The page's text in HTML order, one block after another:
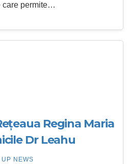
care permite…
Regina Maria
Dr Leahu
UP NEWS